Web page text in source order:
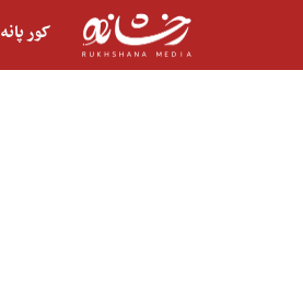
کور پانه